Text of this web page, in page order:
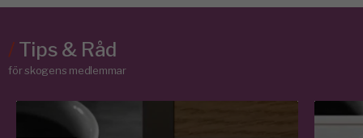
/Tips & Råd
för skogens medlemmar